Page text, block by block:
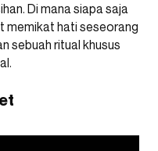
Di mana siapa saja
memikat hati seseorang
sebuah ritual khusus